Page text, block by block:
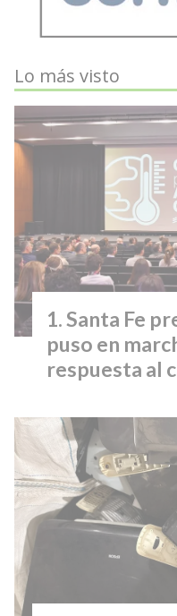
Lo más visto
Santa Fe
puso en
respuesta al